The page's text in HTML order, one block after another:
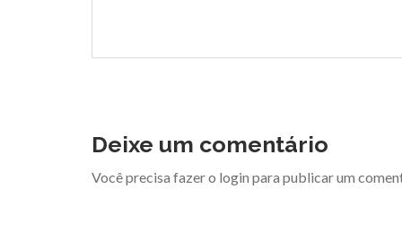
Deixe um comentário
Você precisa fazer o login para publicar um